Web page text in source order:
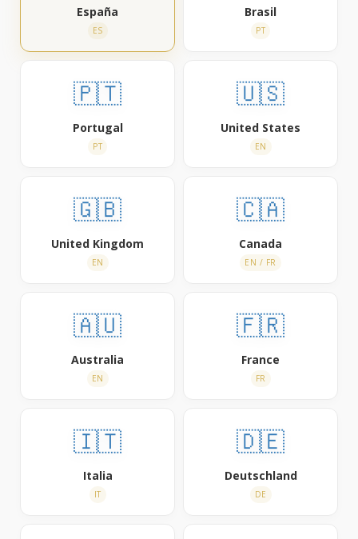
España
ES
Brasil
PT
🇵🇹
Portugal
PT
🇺🇸
United States
EN
🇬🇧
United Kingdom
EN
🇨🇦
Canada
EN / FR
🇦🇺
Australia
EN
🇫🇷
France
FR
🇮🇹
Italia
IT
🇩🇪
Deutschland
DE